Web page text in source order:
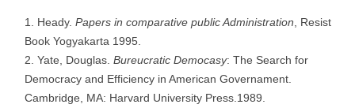
Heady. Papers in comparative public Administration , Resist
Book Yogyakarta 1995.
Yate, Douglas. Bureucratic Democasy: The Search for
Democracy and Efficiency in American Governament.
Cambridge, MA: Harvard University Press.1989.